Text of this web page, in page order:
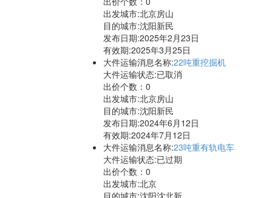
出发城市:北京房山
目的城市:沈阳新民
发布日期:2025年2月23日
有效期:2025年3月25日
大件运输消息名称:22吨重挖掘机
大件运输状态:已取消
出价个数： 0
出发城市:北京房山
目的城市:沈阳新民
发布日期:2024年6月12日
有效期:2024年7月12日
大件运输消息名称:23吨重有轨电车
大件运输状态:已过期
出价个数： 0
出发城市:北京
目的城市:沈阳沈北新